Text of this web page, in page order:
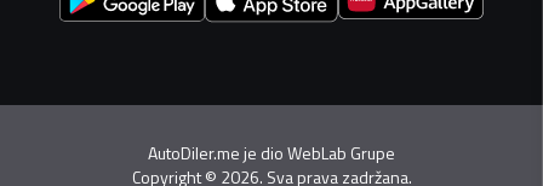
AutoDiler.me je dioWebLab Grupe
Copyright© 2026. Sva prava zadržana.